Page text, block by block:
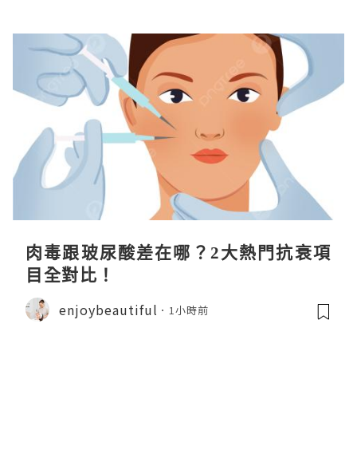
肉毒跟玻尿酸差在哪？2大熱門抗衰項
目全對比！
enjoybeautiful 1小時前